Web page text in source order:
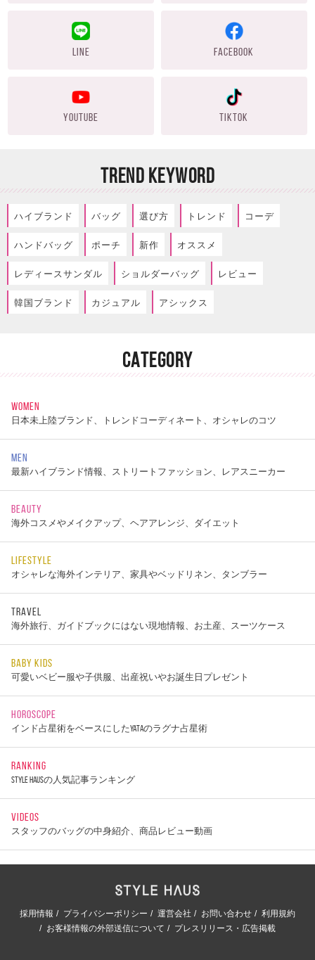
LINE FACEBOOK
YOUTUBE TIKTOK
TREND KEYWORD
ハイブランド バッグ 選び方 トレンド コーデ
ハンドバッグ ポーチ 新作 オススメ
レディースサンダル ショルダーバッグ レビュー
韓国ブランド カジュアル アシックス
CATEGORY
WOMEN
日本未上陸ブランド、トレンドコーディネート、オシャレのコツ
MEN
最新ハイブランド情報、ストリートファッション、レアスニーカー
BEAUTY
海外コスメやメイクアップ、ヘアアレンジ、ダイエット
LIFESTYLE
オシャレな海外インテリア、家具やベッドリネン、タンブラー
TRAVEL
海外旅行、ガイドブックにはない現地情報、お土産、スーツケース
BABY KIDS
可愛いベビー服や子供服、出産祝いやお誕生日プレゼント
HOROSCOPE
インド占星術をベースにしたYATAのラグナ占星術
RANKING
STYLE HAUSの人気記事ランキング
VIDEOS
スタッフのバッグの中身紹介、商品レビュー動画
採用情報 プライバシーポリシー 運営会社 お問い合わせ
利用規約
お客様情報の外部送信について
プレスリリース・広告掲載